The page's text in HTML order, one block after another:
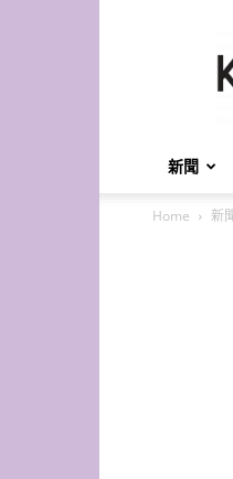
新聞
Home 新